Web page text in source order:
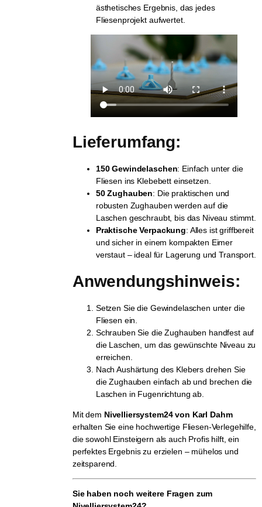
ästhetisches Ergebnis, das jedes
Fliesenprojekt aufwertet.
Lieferumfang:
150 Gewindelaschen: Einfach unter die
Fliesen ins Klebebett einsetzen.
50 Zughauben: Die praktischen und
robusten Zughauben werden auf die
Laschen geschraubt, bis das Niveau stimmt.
Praktische Verpackung: Alles ist griffbereit
und sicher in einem kompakten Eimer
verstaut – ideal für Lagerung und Transport.
Anwendungshinweis:
Setzen Sie die Gewindelaschen unter die
Fliesen ein.
Schrauben Sie die Zughauben handfest auf
die Laschen, um das gewünschte Niveau zu
erreichen.
Nach Aushärtung des Klebers drehen Sie
die Zughauben einfach ab und brechen die
Laschen in Fugenrichtung ab.
Mit dem Nivelliersystem24 von Karl Dahm
erhalten Sie eine hochwertige Fliesen-Verlegehilfe,
die sowohl Einsteigern als auch Profis hilft, ein
perfektes Ergebnis zu erzielen – mühelos und
zeitsparend.
Sie haben noch weitere Fragen zum